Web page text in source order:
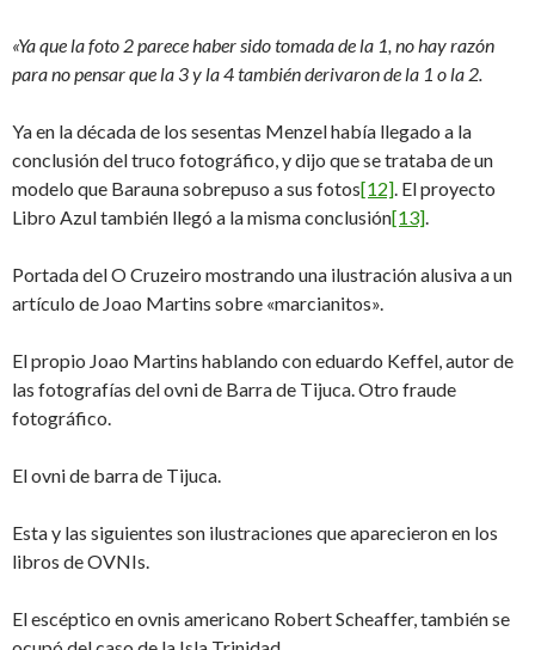
«Ya que la foto 2 parece haber sido tomada de la 1, no hay razón
para no pensar que la 3 y la 4 también derivaron de la 1 o la 2.
Ya en la década de los sesentas Menzel había llegado a la
conclusión del truco fotográfico, y dijo que se trataba de un
modelo que Barauna sobrepuso a sus fotos[12]. El proyecto
Libro Azul también llegó a la misma conclusión[13].
Portada del O Cruzeiro mostrando una ilustración alusiva a un
artículo de Joao Martins sobre «marcianitos».
El propio Joao Martins hablando con eduardo Keffel, autor de
las fotografías del ovni de Barra de Tijuca. Otro fraude
fotográfico.
El ovni de barra de Tijuca.
Esta y las siguientes son ilustraciones que aparecieron en los
libros de OVNIs.
El escéptico en ovnis americano Robert Scheaffer, también se